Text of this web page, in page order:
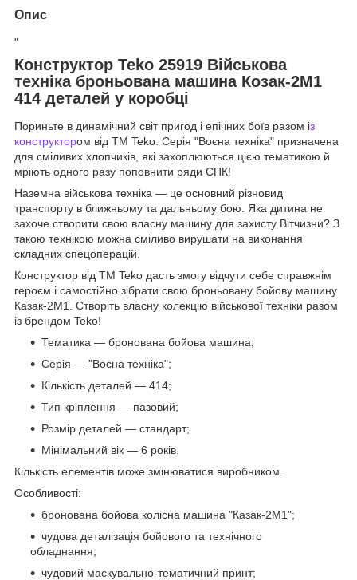
Опис
"
Конструктор Teko 25919 Військова
техніка броньована машина Козак-2М1
414 деталей у коробці
Пориньте в динамічний світ пригод і епічних боїв разом із
конструктором від ТМ Teko. Серія "Воєна техніка" призначена
для сміливих хлопчиків, які захоплюються цією тематикою й
мріють одного разу поповнити ряди СПК!
Наземна військова техніка — це основний різновид
транспорту в ближньому та дальньому бою. Яка дитина не
захоче створити свою власну машину для захисту Вітчизни? З
такою технікою можна сміливо вирушати на виконання
складних спецоперацій.
Конструктор від ТМ Teko дасть змогу відчути себе справжнім
героєм і самостійно зібрати свою броньовану бойову машину
Казак-2М1. Створіть власну колекцію військової техніки разом
із брендом Teko!
Тематика — бронована бойова машина;
Серія — "Воєна техніка";
Кількість деталей — 414;
Тип кріплення — пазовий;
Розмір деталей — стандарт;
Мінімальний вік — 6 років.
Кількість елементів може змінюватися виробником.
Особливості:
бронована бойова колісна машина "Казак-2М1";
чудова деталізація бойового та технічного
обладнання;
чудовий маскувально-тематичний принт;